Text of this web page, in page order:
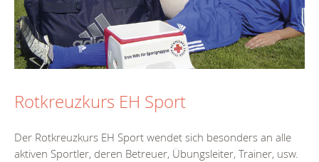
Rotkreuzkurs EH Sport
Der Rotkreuzkurs EH Sport wendet sich besonders an alle
aktiven Sportler, deren Betreuer, Übungsleiter, Trainer, usw.